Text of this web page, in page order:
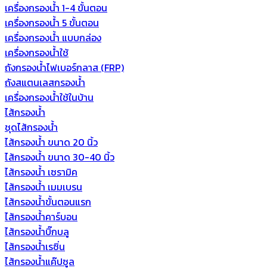
เครื่องกรองน้ำ 1-4 ขั้นตอน
เครื่องกรองน้ำ 5 ขั้นตอน
เครื่องกรองน้ำ แบบกล่อง
เครื่องกรองน้ำใช้
ถังกรองน้ำไฟเบอร์กลาส (FRP)
ถังสแตนเลสกรองน้ำ
เครื่องกรองน้ำใช้ในบ้าน
ไส้กรองน้ำ
ชุดไส้กรองน้ำ
ไส้กรองน้ำ ขนาด 20 นิ้ว
ไส้กรองน้ำ ขนาด 30-40 นิ้ว
ไส้กรองน้ำ เซรามิค
ไส้กรองน้ำ เมมเบรน
ไส้กรองน้ำขั้นตอนแรก
ไส้กรองน้ำคาร์บอน
ไส้กรองน้ำบิ๊กบลู
ไส้กรองน้ำเรซิ่น
ไส้กรองน้ำแค๊ปซูล